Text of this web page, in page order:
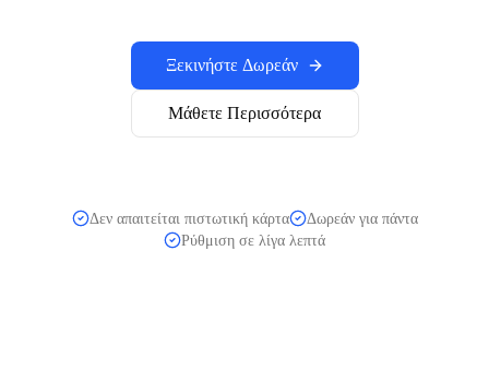
Ξεκινήστε Δωρεάν
Μάθετε Περισσότερα
Δεν απαιτείται πιστωτική κάρτα
Δωρεάν για πάντα
Ρύθμιση σε λίγα λεπτά